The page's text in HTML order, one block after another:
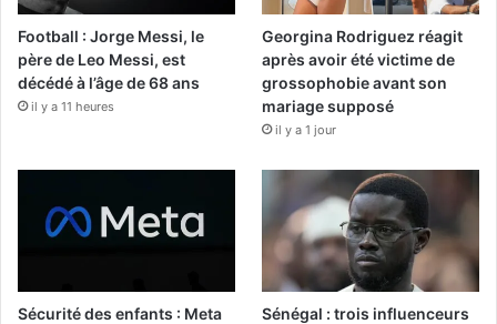
Football : Jorge Messi, le
père de Leo Messi, est
décédé à l’âge de 68 ans
il y a 11 heures
Georgina Rodriguez réagit
après avoir été victime de
grossophobie avant son
mariage supposé
il y a 1 jour
Sécurité des enfants : Meta
Sénégal : trois influenceurs